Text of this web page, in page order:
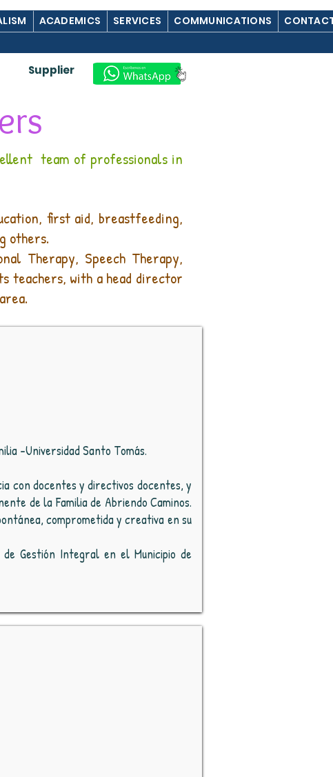
ACADEMICS SERVICES COMMUNICATIONS
Supplier
team of professionals in
first aid, breastfeeding,
others.
Therapy, Speech Therapy,
teachers, with a head director
-Universidad Santo Tomás.
con docentes y directivos docentes, y
de la Familia de Abriendo Caminos.
comprometida y creativa en su
Gestión Integral en el Municipio de